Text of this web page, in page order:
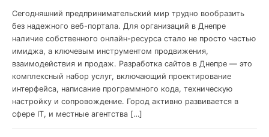
Сегодняшний предпринимательский мир трудно вообразить
без надежного веб-портала. Для организаций в Днепре
наличие собственного онлайн-ресурса стало не просто частью
имиджа, а ключевым инструментом продвижения,
взаимодействия и продаж. Разработка сайтов в Днепре — это
комплексный набор услуг, включающий проектирование
интерфейса, написание программного кода, техническую
настройку и сопровождение. Город активно развивается в
сфере IT, и местные агентства […]